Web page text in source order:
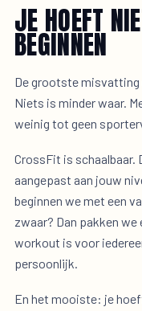
JE HOEFT
BEGINNEN
De grootste
Niets is minder waar.
weinig tot geen
CrossFit is schaalbaar.
aangepast aan jouw
beginnen we met een
zwaar? Dan pakken
workout is voor
persoonlijk.
En het mooiste: je